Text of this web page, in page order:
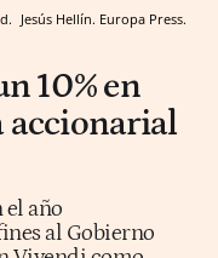
Jesús Hellín. Europa Press.
10% en
accionarial
el año
al Gobierno